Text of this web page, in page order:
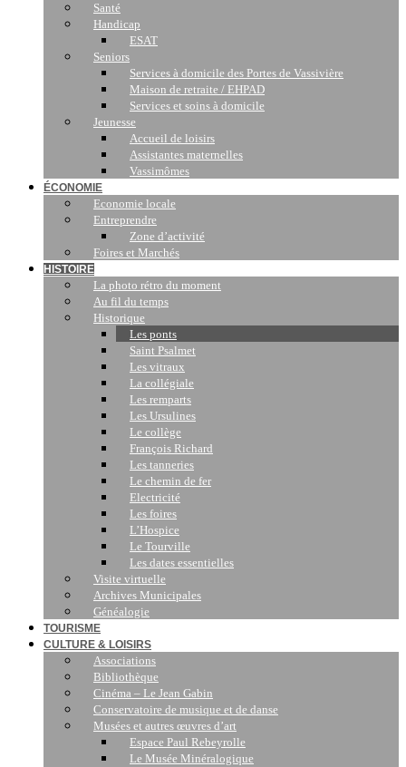
Santé
Handicap
ESAT
Seniors
Services à domicile des Portes de Vassivière
Maison de retraite / EHPAD
Services et soins à domicile
Jeunesse
Accueil de loisirs
Assistantes maternelles
Vassimômes
ÉCONOMIE
Economie locale
Entreprendre
Zone d’activité
Foires et Marchés
HISTOIRE
La photo rétro du moment
Au fil du temps
Historique
Les ponts
Saint Psalmet
Les vitraux
La collégiale
Les remparts
Les Ursulines
Le collège
François Richard
Les tanneries
Le chemin de fer
Electricité
Les foires
L’Hospice
Le Tourville
Les dates essentielles
Visite virtuelle
Archives Municipales
Généalogie
TOURISME
CULTURE & LOISIRS
Associations
Bibliothèque
Cinéma – Le Jean Gabin
Conservatoire de musique et de danse
Musées et autres œuvres d’art
Espace Paul Rebeyrolle
Le Musée Minéralogique